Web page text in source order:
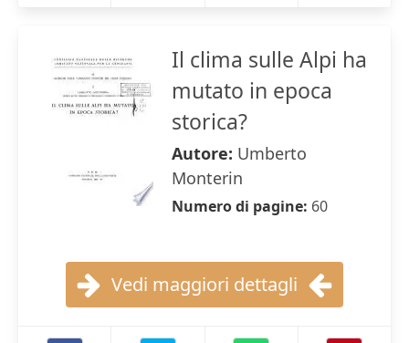
Il clima sulle Alpi ha
mutato in epoca
storica?
Autore: Umberto
Monterin
Numero di pagine: 60
Vedi maggiori dettagli